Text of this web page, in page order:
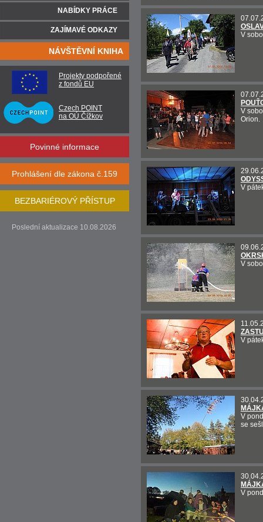
V
V
Orion.
V
V
V
V
se
V
NABÍDKY PRÁCE
ZAJÍMAVÉ ODKAZY
NÁVŠTĚVNÍ KNIHA
Projekty podpořené
z fondů EU
Czech POINT
na OÚ Čížkov
Povinné informace
Prohlášení dle zákona č.159
BEZBARIÉROVÝ PŘÍSTUP
Poslední aktualizace 10.08.2026